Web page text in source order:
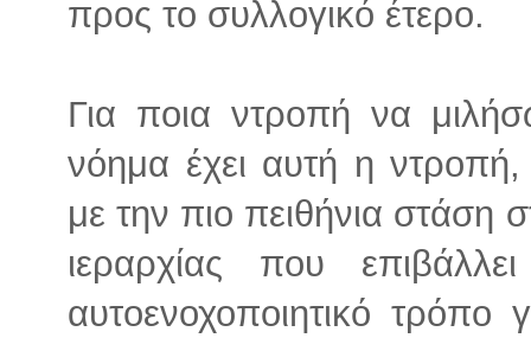
προς το συλλογικό έτερο.
Για ποια ντροπή να
νόημα έχει αυτή η
με την πιο πειθήνια στάση
ιεραρχίας που
αυτοενοχοποιητικό